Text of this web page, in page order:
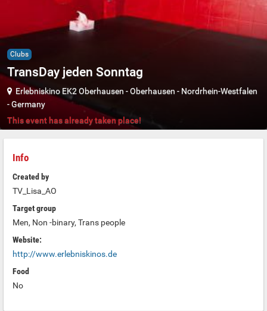
Clubs
TransDay jeden Sonntag
Erlebniskino EK2 Oberhausen -Oberhausen - Nordrhein-Westfalen
-Germany
This event has already taken place!
Info
Created by
TV_Lisa_AO
Target group
Men, Non -binary, Trans people
Website:
http://www.erlebniskinos.de
Food
No